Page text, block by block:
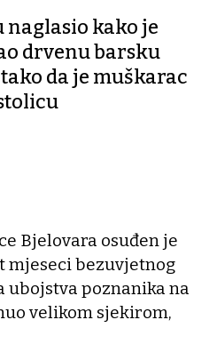
naglasio kako je
drvenu barsku
da je muškarac
Bjelovara osuđen je
mjeseci bezuvjetnog
ubojstva poznanika na
velikom sjekirom,